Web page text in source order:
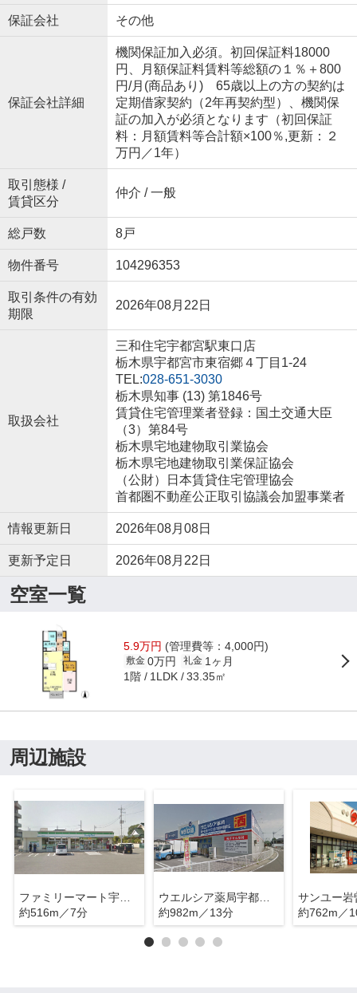
保証会社 その他
保証会社詳細
機関保証加入必須。初回保証料18000
円、月額保証料賃料等総額の１％＋800
円/月(商品あり) 65歳以上の方の契約は
定期借家契約（2年再契約型）、機関保
証の加入が必須となります（初回保証
料：月額賃料等合計額×100％,更新：２
万円／1年）
取引態様 /
賃貸区分
仲介 / 一般
総戸数 8戸
物件番号 104296353
取引条件の有効
期限
2026年08月22日
取扱会社
三和住宅宇都宮駅東口店
栃木県宇都宮市東宿郷４丁目1-24
TEL:028-651-3030
栃木県知事 (13) 第1846号
賃貸住宅管理業者登録：国土交通大臣
（3）第84号
栃木県宅地建物取引業協会
栃木県宅地建物取引業保証協会
（公財）日本賃貸住宅管理協会
首都圏不動産公正取引協議会加盟事業者
情報更新日 2026年08月08日
更新予定日 2026年08月22日
空室一覧
5.9万円 (管理費等：4,000円)
敷金 0万円 礼金 1ヶ月
1階 1LDK 33.35㎡
周辺施設
ファミリーマート宇都宮竹林店
約516m／7分
ウエルシア薬局宇都宮今泉新町店
約982m／13分
サンユー岩
約762m／